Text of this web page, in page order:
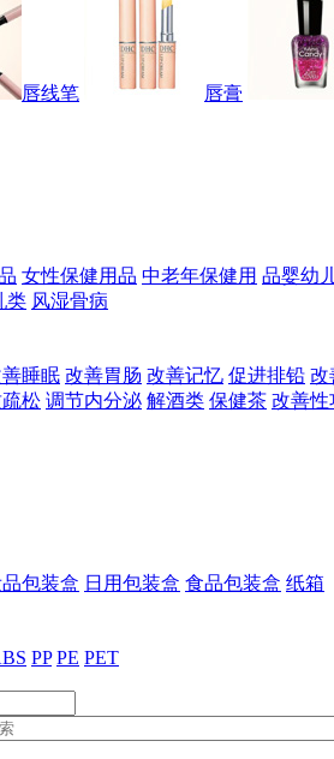
唇线笔 唇膏
女性保健用品 中老年保健用 品婴幼
类 风湿骨病
睡眠 改善胃肠 改善记忆 促进排铅 改
松 调节内分泌 解酒类 保健茶 改善性
包装盒 日用包装盒 食品包装盒 纸箱
PP PE PET